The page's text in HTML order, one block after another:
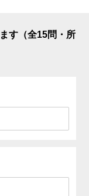
す（全15問・所